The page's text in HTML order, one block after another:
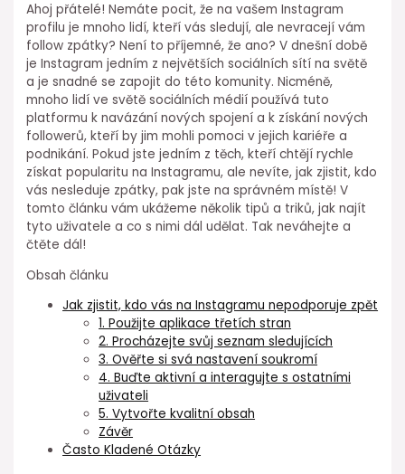
Ahoj přátelé! Nemáte pocit, že na vašem Instagram
profilu je mnoho lidí, kteří vás sledují, ale nevracejí vám
follow zpátky? Není to příjemné, že ano? V dnešní době
je Instagram jedním z největších sociálních sítí na světě
a je snadné se zapojit do této komunity. Nicméně,
mnoho lidí ve světě sociálních médií používá tuto
platformu k navázání nových spojení a k získání nových
followerů, kteří by jim mohli pomoci v jejich kariéře a
podnikání. Pokud jste jedním z těch, kteří chtějí rychle
získat popularitu na Instagramu, ale nevíte, jak zjistit, kdo
vás nesleduje zpátky, pak jste na správném místě! V
tomto článku vám ukážeme několik tipů a triků, jak najít
tyto uživatele a co s nimi dál udělat. Tak neváhejte a
čtěte dál!
Obsah článku
Jak zjistit, kdo vás na Instagramu nepodporuje zpět
1. Použijte aplikace třetích stran
2. Procházejte svůj seznam sledujících
3. Ověřte si svá nastavení soukromí
4. Buďte aktivní a interagujte s ostatními
uživateli
5. Vytvořte kvalitní obsah
Závěr
Často Kladené Otázky